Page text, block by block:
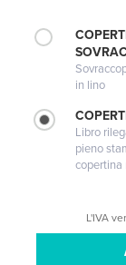
in lino
Libro
pieno
copertina
L'IVA